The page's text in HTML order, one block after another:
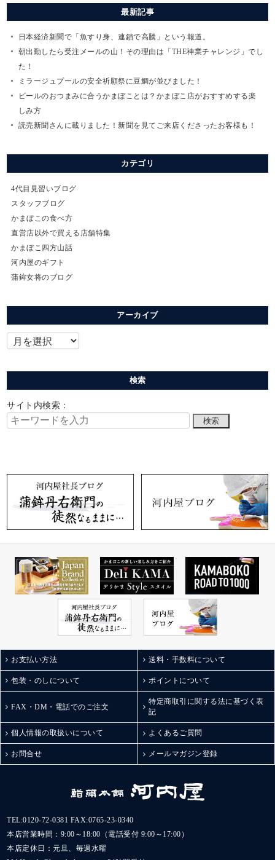
最新記事
日本経済新聞で「魚すり身、連鎖で高騰」という報道。
朝出勤したら受注メールの山！その理由は「THE神業チャレンジ」でし
た！
ミラージュプールの安全祈願祭に豆鯛が並びました！
ビールのおつまみに合うかまぼことは？かまぼこ店がおすすめする楽
しみ方
読売新聞さんに載りました！新聞を見てご来店くださったお客様も！
カテゴリ
4代目見習いブログ
スタッフブログ
かまぼこの食べ方
直営店以外で買える店舗特集
かまぼこ四方山話
河内屋のギフト
蒲鉾女将のブログ
アーカイブ
検索
サイト内検索：
お支払い方法 送料・手数料について
包装・のしについて ポイントについて
FAX・DM・電話でのご注文
特定商取引に関する法に基づく表
記
個人情報の取扱いについて よくあるご質問
お問合せ メールマガジン登録
TEL:0120-72-0381 FAX:0765-23-0340
本店営業時間：9:00～18:00（電話受付 9:00～17:00）
本店定休日：元旦、毎週水曜